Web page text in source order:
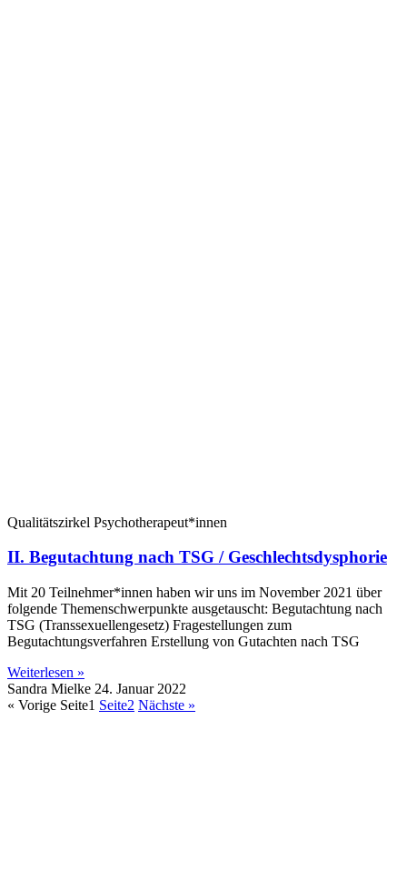
Qualitätszirkel Psychotherapeut*innen
II. Begutachtung nach TSG / Geschlechtsdysphorie
Mit 20 Teilnehmer*innen haben wir uns im November 2021 über
folgende Themenschwerpunkte ausgetauscht: Begutachtung nach
TSG (Transsexuellengesetz) Fragestellungen zum
Begutachtungsverfahren Erstellung von Gutachten nach TSG
Weiterlesen »
Sandra Mielke 24. Januar 2022
« Vorige Seite1 Seite2 Nächste »